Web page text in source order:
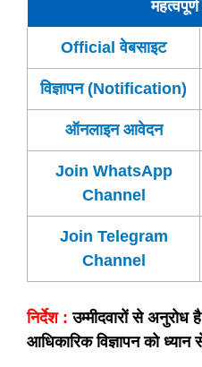
Official वेबसाइट
विज्ञापन (Notification)
ऑनलाइन आवेदन
Join WhatsApp
Channel
Join Telegram
Channel
निर्देश : उम्मीदवारों से
आधिकारिक विज्ञापन को ध्यान